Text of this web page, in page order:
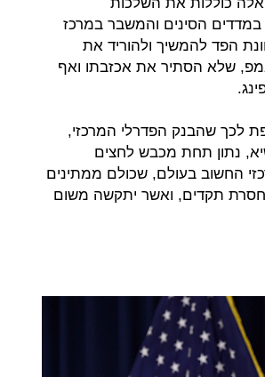
כוללות את השלכות
במדדים הסינים והמשבר במרכז
הפד להמשיך ולהוריד את
שלא הסתיר את אכזבתו ואף
לכך שהבנק הפדרלי המרכזי,
נתון תחת מכבש לחצים
החשוב בעולם, שכולם ממתינים
תקדים, ואשר יתקשה משום